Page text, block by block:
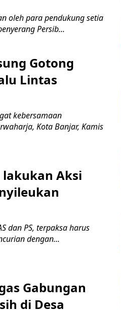
oleh para pendukung setia
Persib...
Gotong
Lintas
kebersamaan
Kota Banjar, Kamis
lakukan Aksi
dan PS, terpaksa harus
dengan...
Gabungan
di Desa